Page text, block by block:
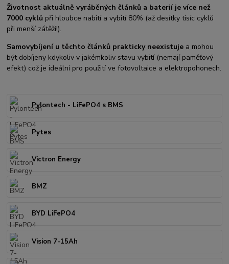
Životnost aktuálně vyráběných článků a baterií je více než
7000 cyklů při hloubce nabití a vybití 80% (až desítky tisíc cyklů
při menší zátěži!).
Samovybíjení u těchto článků prakticky neexistuje a mohou
být dobíjeny kdykoliv v jakémkoliv stavu vybití (nemají paměťový
efekt) což je ideální pro použití ve fotovoltaice a elektropohonech.
Pylontech - LiFePO4 s BMS
Pytes
Victron Energy
BMZ
BYD LiFePO4
Vision 7-15Ah